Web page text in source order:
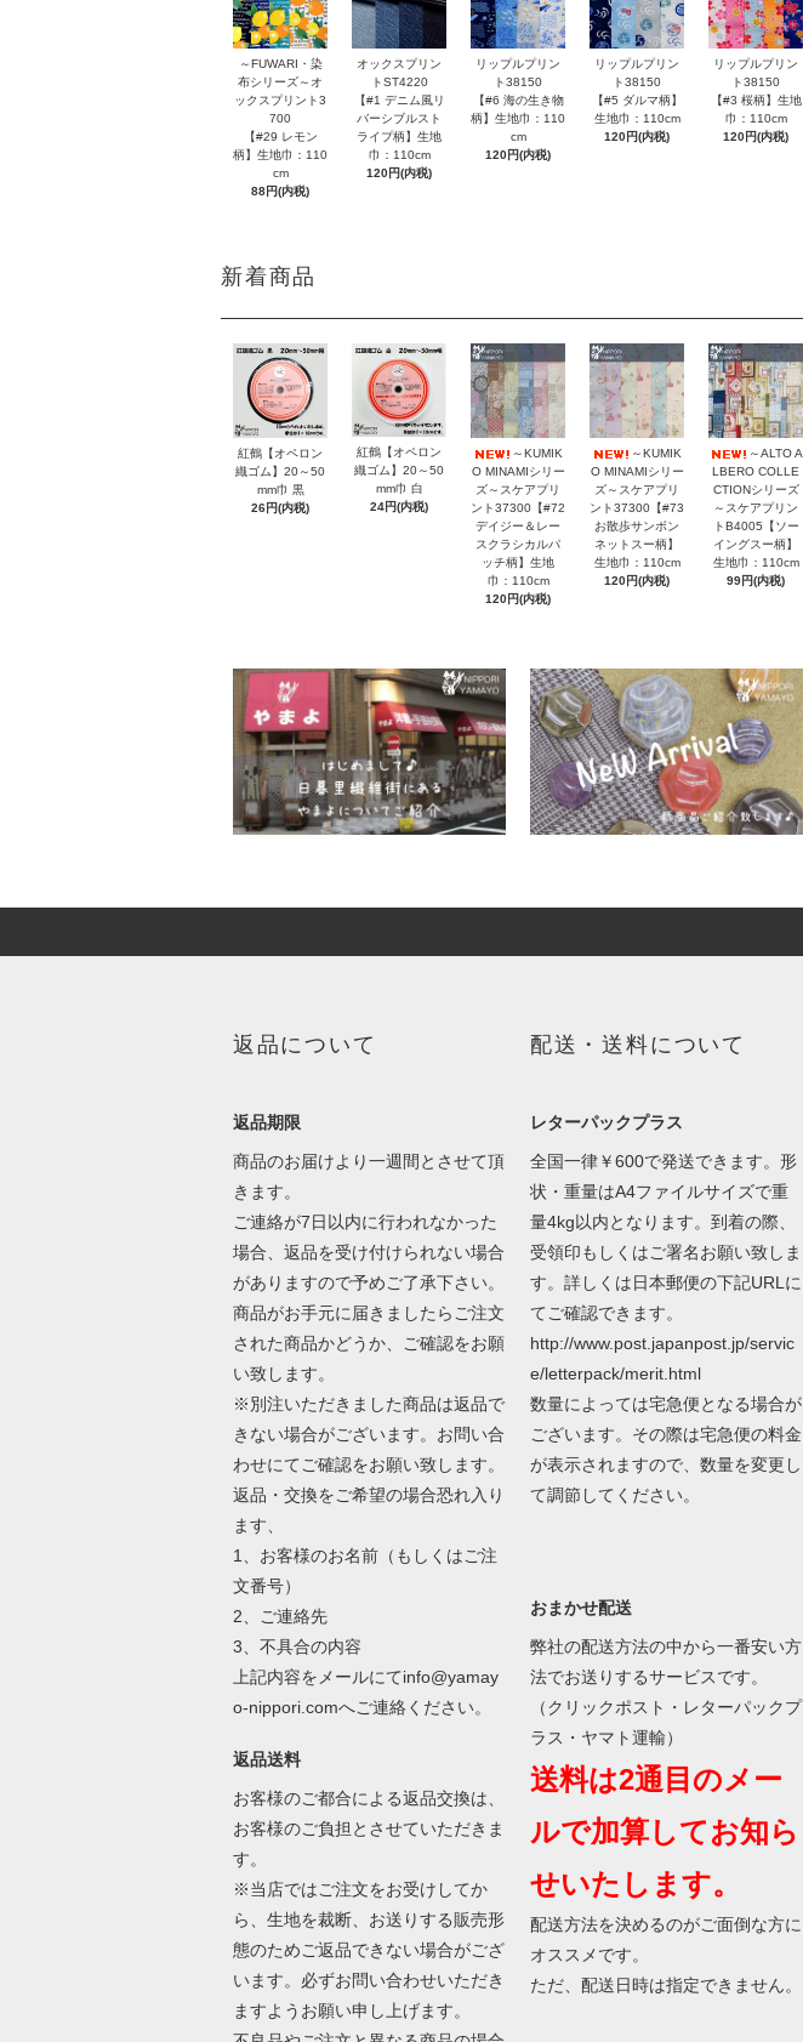
～FUWARI・染
布シリーズ～オ
ックスプリント3
700
【#29 レモン
柄】生地巾：110
cm
88円(内税)
オックスプリン
トST4220
【#1 デニム風リ
バーシブルスト
ライプ柄】生地
巾：110cm
120円(内税)
リップルプリン
ト38150
【#6 海の生き物
柄】生地巾：110
cm
120円(内税)
リップルプリン
ト38150
【#5 ダルマ柄】
生地巾：110cm
120円(内税)
リップルプリン
ト38150
【#3 桜柄】生地
巾：110cm
120円(内税)
新着商品
紅鶴【オペロン
織ゴム】20～50
mm巾 黒
26円(内税)
紅鶴【オペロン
織ゴム】20～50
mm巾 白
24円(内税)
～KUMIK
O MINAMIシリー
ズ～スケアプリ
ント37300【#72
デイジー＆レー
スクラシカルパ
ッチ柄】生地
巾：110cm
120円(内税)
～KUMIK
O MINAMIシリー
ズ～スケアプリ
ント37300【#73
お散歩サンボン
ネットスー柄】
生地巾：110cm
120円(内税)
～ALTO A
LBERO COLLE
CTIONシリーズ
～スケアプリン
トB4005【ソー
イングスー柄】
生地巾：110cm
99円(内税)
返品について
返品期限
商品のお届けより一週間とさせて頂
きます。
ご連絡が7日以内に行われなかった
場合、返品を受け付けられない場合
がありますので予めご了承下さい。
商品がお手元に届きましたらご注文
された商品かどうか、ご確認をお願
い致します。
※別注いただきました商品は返品で
きない場合がございます。お問い合
わせにてご確認をお願い致します。
返品・交換をご希望の場合恐れ入り
ます、
1、お客様のお名前（もしくはご注
文番号）
2、ご連絡先
3、不具合の内容
上記内容をメールにてinfo@yamay
o-nippori.comへご連絡ください。
返品送料
お客様のご都合による返品交換は、
お客様のご負担とさせていただきま
す。
※当店ではご注文をお受けしてか
ら、生地を裁断、お送りする販売形
態のためご返品できない場合がござ
います。必ずお問い合わせいただき
ますようお願い申し上げます。
配送・送料について
レターパックプラス
全国一律￥600で発送できます。形
状・重量はA4ファイルサイズで重
量4kg以内となります。到着の際、
受領印もしくはご署名お願い致しま
す。詳しくは日本郵便の下記URLに
てご確認できます。
http://www.post.japanpost.jp/servic
e/letterpack/merit.html
数量によっては宅急便となる場合が
ございます。その際は宅急便の料金
が表示されますので、数量を変更し
て調節してください。
おまかせ配送
弊社の配送方法の中から一番安い方
法でお送りするサービスです。
（クリックポスト・レターパックプ
ラス・ヤマト運輸）
送料は2通目のメー
ルで加算してお知ら
せいたします。
配送方法を決めるのがご面倒な方に
オススメです。
ただ、配送日時は指定できません。